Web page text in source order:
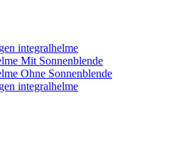
integralhelme
Mit Sonnenblende
Ohne Sonnenblende
integralhelme